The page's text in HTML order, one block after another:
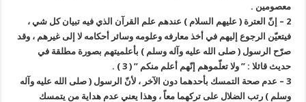
معصومين .
2 – إنّ العترة ( عليهم السلام ) عندهم علم القرآن الذي فيه تبيان كل شي ،
فيتعيّن الرجوع إليهم في أخذ معارفه وعلومه وسائر أحكامه لا إلى غيرهم ، وقد
صرّح الرسول ( صلى الله عليه وآله وسلم ) بأعلميتهم بصورة مطلقة في
حديث قائلا : ” ولا تعلّموهم إنّهم أعلم منكم ” ( 3 ) .
3 – عدم صحة التمسك بأحدهما دون الآخر ، لأنّ الرسول ( صلى الله عليه وآله
وسلم ) رتب الضلال على تركهما معاً ، وهذا يعني عدم هداية من يتمسك